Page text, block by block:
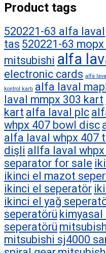
Product tags
520221-63 alfa laval
tas 520221-63
mitsubishi alfa
electronic cards alfa
kontrol kartı alfa laval
laval mmpx 303 kart
kart alfa laval plc
whpx 407 bowl disc
alfa laval whpx 407
dişli allfa laval
separator for sale
ikinci el mazot
ikinci el seperatör
ikinci el yağ
seperatörü kimyasal
seperatörü
mitsubishi sj4000